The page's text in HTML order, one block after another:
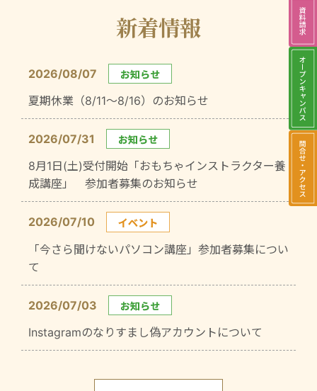
新着情報
2026/08/07
夏期休業（8/11～8/16）のお知らせ
2026/07/31
8月1日(土)受付開始「おもちゃインストラクター養
成講座」 参加者募集のお知らせ
2026/07/10
「今さら聞けないパソコン講座」参加者募集につい
て
2026/07/03
Instagramのなりすまし偽アカウントについて